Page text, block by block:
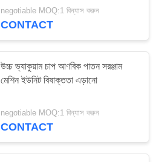
negotiable MOQ:1 বিন্যাস করুন
CONTACT
উচ্চ ভ্যাকুয়াম চাপ আণবিক পাতন সরঞ্জাম
মেশিন ইউনিট বিষাক্ততা এড়ানো
negotiable MOQ:1 বিন্যাস করুন
CONTACT